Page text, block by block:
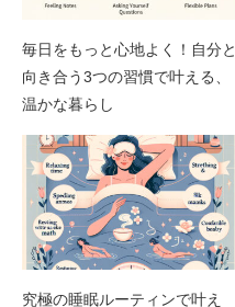
毎日をもっと心地よく！自分と
向き合う3つの習慣で叶える、
温かな暮らし
究極の睡眠ルーティンで叶え